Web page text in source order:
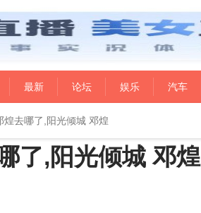
最新 论坛 娱乐 汽车
煌去哪了,阳光倾城 邓煌
了,阳光倾城 邓煌